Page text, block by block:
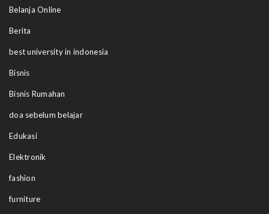
Belanja Online
Berita
best university in indonesia
Bisnis
Bisnis Rumahan
doa sebelum belajar
Edukasi
Elektronik
fashion
furniture